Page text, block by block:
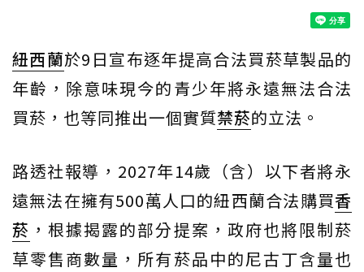
紐西蘭於9日宣布逐年提高合法買菸草製品的
年齡，除意味現今的青少年將永遠無法合法
買菸，也等同推出一個實質禁菸的立法。
路透社報導，2027年14歲（含）以下者將永
遠無法在擁有500萬人口的紐西蘭合法購買香
菸 ，根據揭露的部分提案，政府也將限制菸
草零售商數量，所有菸品中的尼古丁含量也